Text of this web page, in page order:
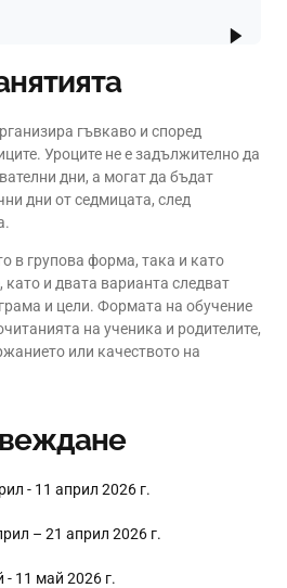
гъвкаво и според
Уроците не е задължително да
дни, а могат да бъдат
дни от седмицата, след
в групова форма, така и като
и двата варианта следват
и цели. Формата на обучение
на ученика и родителите,
или качеството на
- 11 април 2026 г.
– 21 април 2026 г.
- 11 май 2026 г.